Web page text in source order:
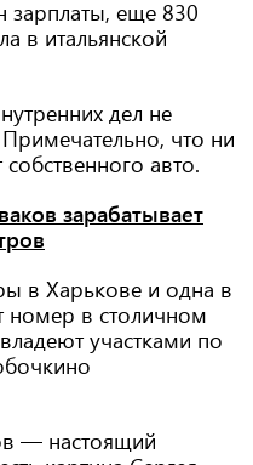
зарплаты, еще 830
в итальянской
дел не
что ни
авто.
зарабатывает
в Харькове и одна в
номер в столичном
участками по
— настоящий